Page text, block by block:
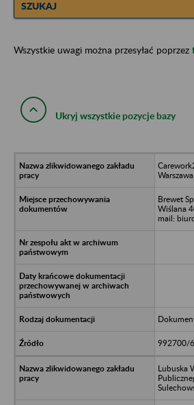
SZUKAJ
Wszystkie uwagi można przesyłać poprzez
Ukryj wszystkie pozycje bazy
Brewet
Wiślana
mail:
992700/
Lubuska